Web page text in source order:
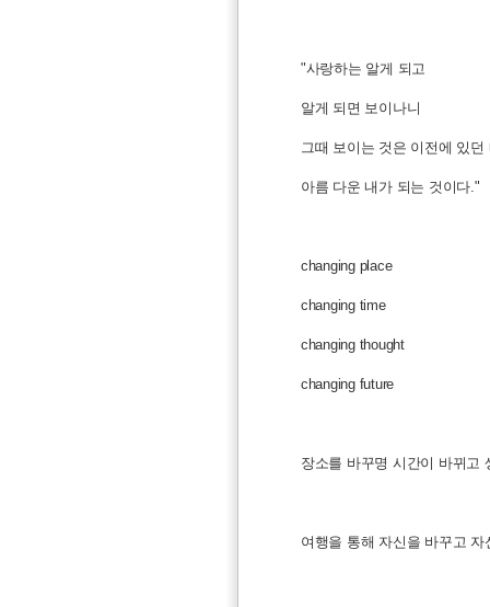
"사랑하는 알게 되고
알게 되면 보이나니
그때 보이는 것은 이전에 있던
아름 다운 내가 되는 것이다."
changing place
changing time
changing thought
changing future
장소를 바꾸명 시간이 바뀌고
여행을 통해 자신을 바꾸고